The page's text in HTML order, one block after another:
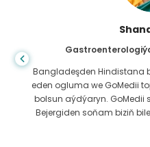
Bangladeşden Hindistana
eden ogluma we GoMedii
bolsun aýdýaryn.
Bejergiden soňam biziň